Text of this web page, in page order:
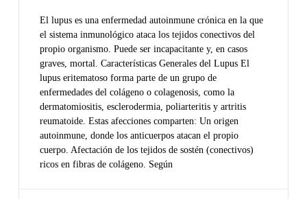
El lupus es una enfermedad autoinmune crónica en la que
el sistema inmunológico ataca los tejidos conectivos del
propio organismo. Puede ser incapacitante y, en casos
graves, mortal. Características Generales del Lupus El
lupus eritematoso forma parte de un grupo de
enfermedades del colágeno o colagenosis, como la
dermatomiositis, esclerodermia, poliarteritis y artritis
reumatoide. Estas afecciones comparten: Un origen
autoinmune, donde los anticuerpos atacan el propio
cuerpo. Afectación de los tejidos de sostén (conectivos)
ricos en fibras de colágeno. Según